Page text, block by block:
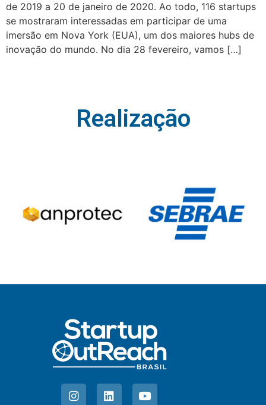
de 2019 a 20 de janeiro de 2020. Ao todo, 116 startups
se mostraram interessadas em participar de uma
imersão em Nova York (EUA), um dos maiores hubs de
inovação do mundo. No dia 28 fevereiro, vamos […]
Realização